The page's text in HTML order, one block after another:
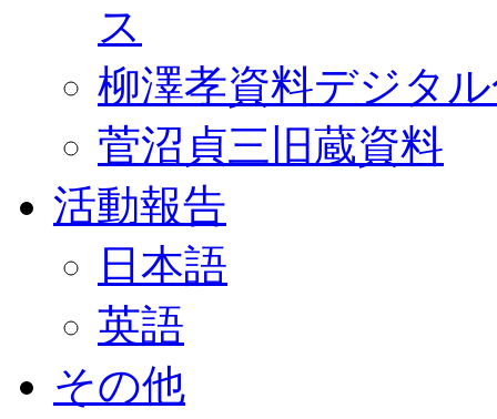
ス
柳澤孝資料デジタ
菅沼貞三旧蔵資料
活動報告
日本語
英語
その他